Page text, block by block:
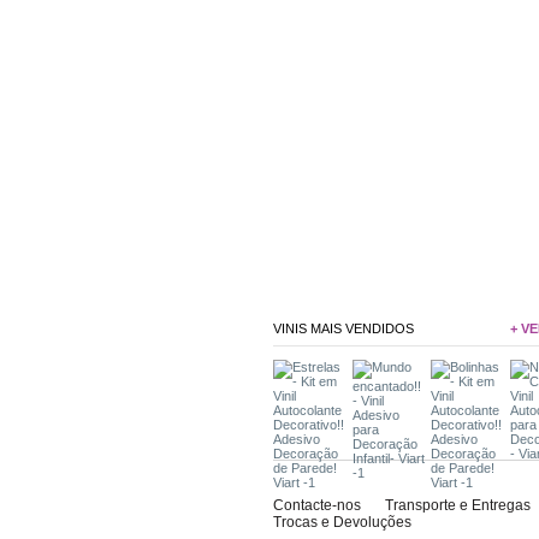
VINIS MAIS VENDIDOS +
Contacte-nos Transporte e Entregas
Trocas e Devoluções